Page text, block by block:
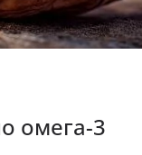
омега-3